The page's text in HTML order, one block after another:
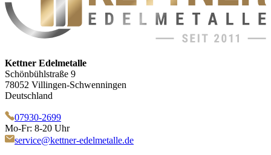
Kettner Edelmetalle
Schönbühlstraße 9
78052 Villingen-Schwenningen
Deutschland
07930-2699
Mo-Fr: 8-20 Uhr
service@kettner-edelmetalle.de